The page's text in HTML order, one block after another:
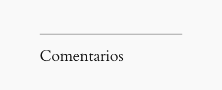
Comentarios